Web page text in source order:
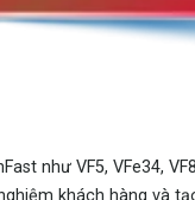
như VF5, VFe34,